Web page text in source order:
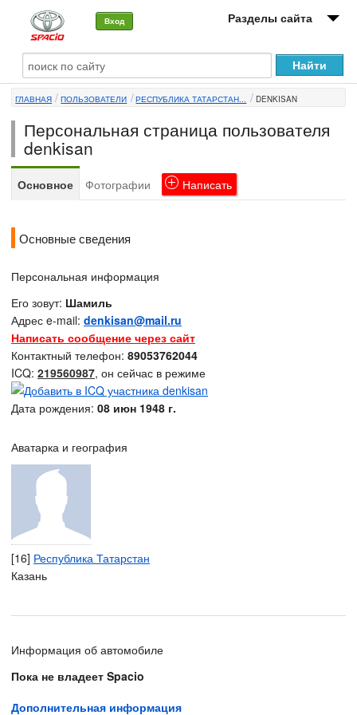
Вход Разделы сайта
О машине
Автоклуб
Форумы
Сервисы и услуги
ГЛАВНАЯ ПОЛЬЗОВАТЕЛИ РЕСПУБЛИКА ТАТАРСТАН... DENKISAN
Персональная страница пользователя
denkisan
Основное Фотографии Написать
Основные сведения
Персональная информация
Его зовут: Шамиль
Адрес e-mail: denkisan@mail.ru
Написать сообщение через сайт
Контактный телефон: 89053762044
ICQ: 219560987, он сейчас в режиме
Дата рождения: 08 июн 1948 г.
Аватарка и география
[16] Республика Татарстан
Казань
Информация об автомобиле
Пока не владеет Spacio
Дополнительная информация